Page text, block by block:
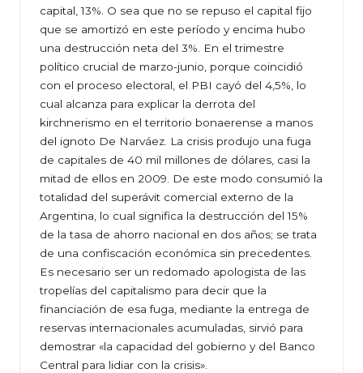
capital, 13%. O sea que no se repuso el capital fijo
que se amortizó en este período y encima hubo
una destrucción neta del 3%. En el trimestre
político crucial de marzo-junio, porque coincidió
con el proceso electoral, el PBI cayó del 4,5%, lo
cual alcanza para explicar la derrota del
kirchnerismo en el territorio bonaerense a manos
del ignoto De Narváez. La crisis produjo una fuga
de capitales de 40 mil millones de dólares, casi la
mitad de ellos en 2009. De este modo consumió la
totalidad del superávit comercial externo de la
Argentina, lo cual significa la destrucción del 15%
de la tasa de ahorro nacional en dos años; se trata
de una confiscación económica sin precedentes.
Es necesario ser un redomado apologista de las
tropelías del capitalismo para decir que la
financiación de esa fuga, mediante la entrega de
reservas internacionales acumuladas, sirvió para
demostrar «la capacidad del gobierno y del Banco
Central para lidiar con la crisis».